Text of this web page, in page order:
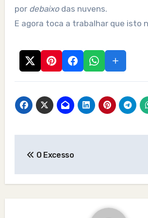
por debaixodas nuvens.
E agora toca a trabalhar que isto
O Excesso